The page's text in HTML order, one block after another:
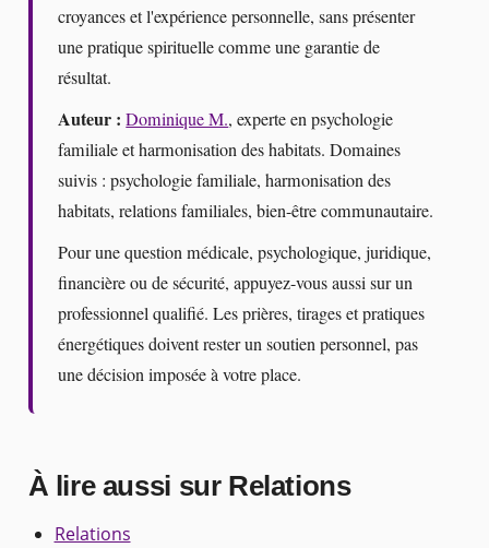
croyances et l'expérience personnelle, sans présenter
une pratique spirituelle comme une garantie de
résultat.
Auteur : Dominique M., experte en psychologie
familiale et harmonisation des habitats. Domaines
suivis : psychologie familiale, harmonisation des
habitats, relations familiales, bien-être communautaire.
Pour une question médicale, psychologique, juridique,
financière ou de sécurité, appuyez-vous aussi sur un
professionnel qualifié. Les prières, tirages et pratiques
énergétiques doivent rester un soutien personnel, pas
une décision imposée à votre place.
À lire aussi sur Relations
Relations